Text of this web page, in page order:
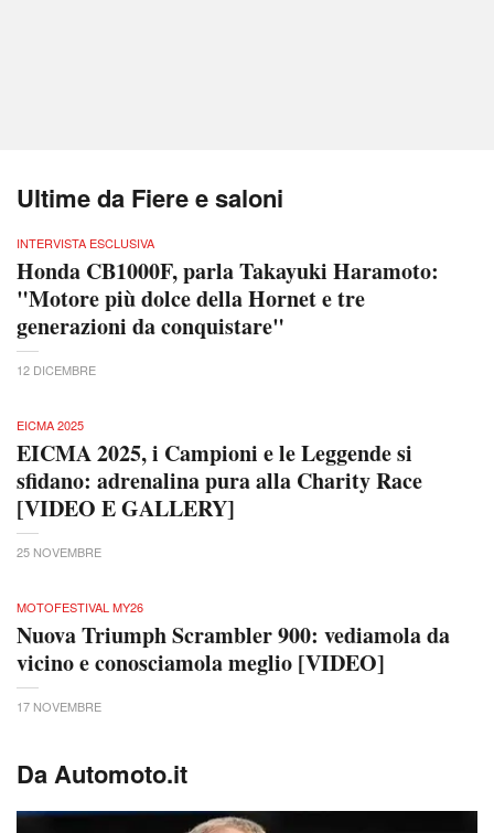
Ultime da Fiere e saloni
INTERVISTA ESCLUSIVA
Honda CB1000F, parla Takayuki Haramoto:
"Motore più dolce della Hornet e tre
generazioni da conquistare"
12 DICEMBRE
EICMA 2025
EICMA 2025, i Campioni e le Leggende si
sfidano: adrenalina pura alla Charity Race
[VIDEO E GALLERY]
25 NOVEMBRE
MOTOFESTIVAL MY26
Nuova Triumph Scrambler 900: vediamola da
vicino e conosciamola meglio [VIDEO]
17 NOVEMBRE
Da Automoto.it